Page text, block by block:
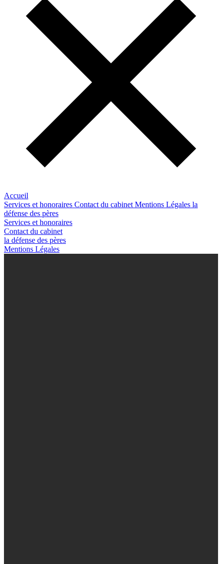
Accueil
Services et honoraires Contact du cabinet Mentions Légales la
défense des pères
Services et honoraires
Contact du cabinet
la défense des pères
Mentions Légales